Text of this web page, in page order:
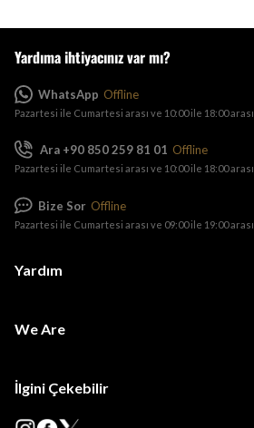
Yardım
We Are
İlgini Çekebilir
Yardıma ihtiyacınız var mı?
WhatsApp Offline
Pazartesi ile Cumartesi arası ve 10:00 ile 18:00 arası.
Ara +90 850 259 81 01 Offline
Pazartesi ile Cumartesi arası ve 10:00 ile 18:00 arası.
Bize Sor Offline
Pazartesi ile Cumartesi arası ve 09:00 ile 19:00 arası.